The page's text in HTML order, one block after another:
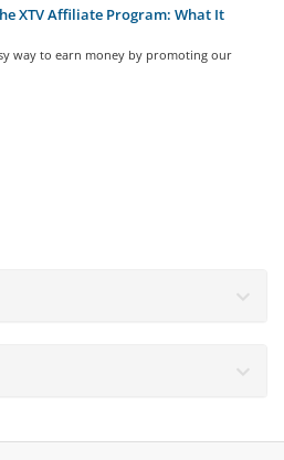
XTV Affiliate Program: What It
way to earn money by promoting our